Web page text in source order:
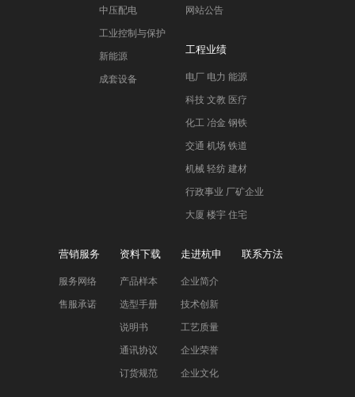
中压配电
工业控制与保护
新能源
成套设备
网站公告
工程业绩
电厂 电力 能源
科技 文教 医疗
化工 冶金 钢铁
交通 机场 铁道
机械 轻纺 建材
行政事业 厂矿企业
大厦 楼宇 住宅
营销服务
服务网络
售服承诺
资料下载
产品样本
选型手册
说明书
通讯协议
订货规范
走进杭申
企业简介
技术创新
工艺质量
企业荣誉
企业文化
联系方法